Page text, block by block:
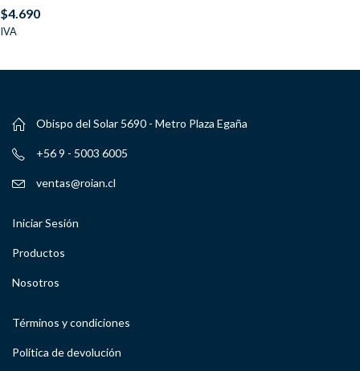
$4.690
IVA
Obispo del Solar 5690 - Metro Plaza Egaña
+56 9 - 5003 6005
ventas@roian.cl
Iniciar Sesión
Productos
Nosotros
Términos y condiciones
Política de devolución